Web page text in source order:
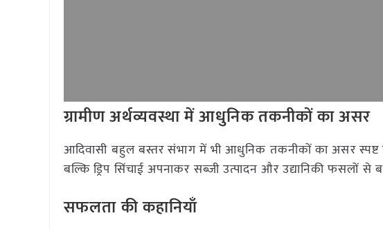
ग्रामीण अर्थव्यवस्था में आधुनिक तकनीकों का असर
आदिवासी बहुल बस्तर संभाग में भी आधुनिक तकनीकों का असर
बल्कि ड्रिप सिंचाई अपनाकर सब्जी उत्पादन और उद्यानिकी फसलों से
सफलता की कहानियाँ